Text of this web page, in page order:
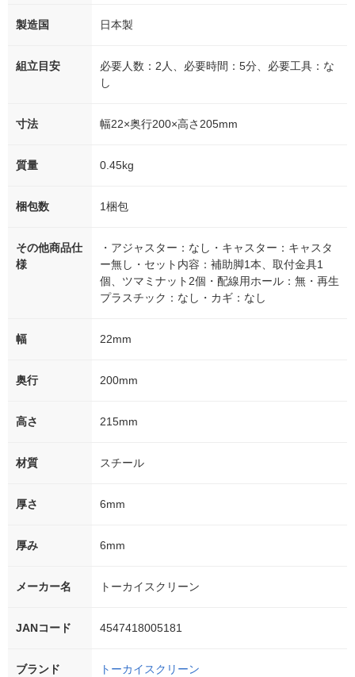
製造国 日本製
組立目安
必要人数：2人、必要時間：5分、必要工具：な
し
寸法 幅22×奥行200×高さ205mm
質量 0.45kg
梱包数 1梱包
その他商品仕
様
・アジャスター：なし・キャスター：キャスタ
ー無し・セット内容：補助脚1本、取付金具1
個、ツマミナット2個・配線用ホール：無・再生
プラスチック：なし・カギ：なし
幅 22mm
奥行 200mm
高さ 215mm
材質 スチール
厚さ 6mm
厚み 6mm
メーカー名 トーカイスクリーン
JANコード 4547418005181
ブランド トーカイスクリーン